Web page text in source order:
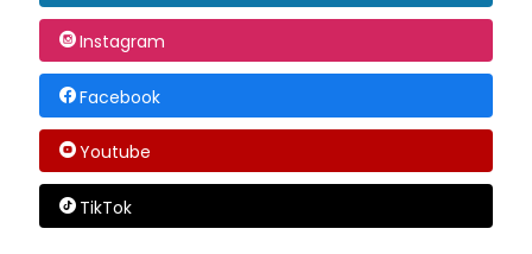
Instagram
Facebook
Youtube
TikTok